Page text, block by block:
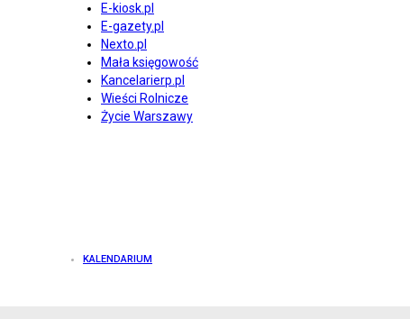
E-kiosk.pl
E-gazety.pl
Nexto.pl
Mała księgowość
Kancelarierp.pl
Wieści Rolnicze
Życie Warszawy
KALENDARIUM